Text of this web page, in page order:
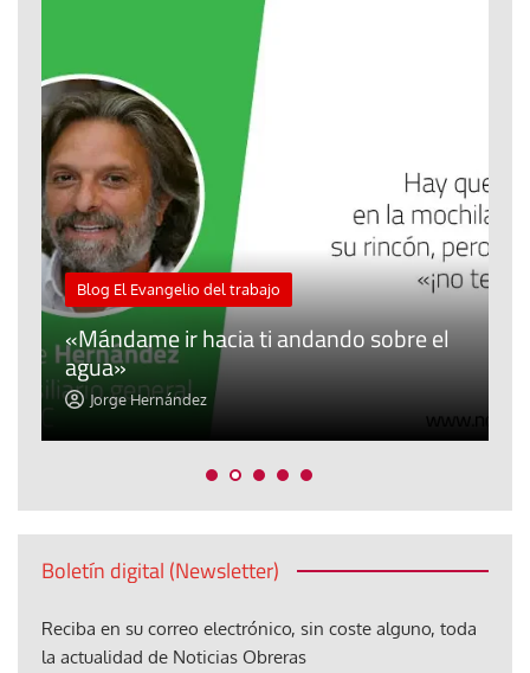
Blog El Evangelio del trabajo
«Mándame ir hacia ti andando sobre el
agua»
Jorge Hernández
Boletín digital (Newsletter)
Reciba en su correo electrónico, sin coste alguno, toda
la actualidad de Noticias Obreras